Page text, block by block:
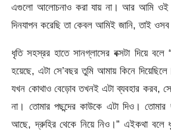
এগুলো আলোচনাও করা যায় না। আর আমি ওই
দিনযাপন করেছি তা কেবল আমিই জানি, তাই
ধৃতি সহস্রর হাতে সানগ্লাসের বক্সটা দিয়ে
হয়েছে, এটা সে’বছর তুমি আমায় কিনে
যখন কোথাও বেড়োব তখনই এটা ব্যবহার করব,
না। তোমার পছন্দের কাউকে এটা দিও। তোমার
আছে, দ্রুহির থেকে নিয়ে নিও।” এইকথা বলে